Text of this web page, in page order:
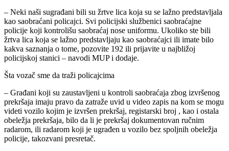
– Neki naši sugrađani bili su žrtve lica koja su se lažno predstavljala
kao saobraćani policajci. Svi policijski službenici saobraćajne
policije koji kontrolišu saobraćaj nose uniformu. Ukoliko ste bili
žrtva lica koja se lažno predstavljaju kao saobraćajci ili imate bilo
kakva saznanja o tome, pozovite 192 ili prijavite u najbližoj
policijskoj stanici – navodi MUP i dodaje.
Šta vozač sme da traži policajcima
– Građani koji su zaustavljeni u kontroli saobraćaja zbog izvršenog
prekršaja imaju pravo da zatraže uvid u video zapis na kom se mogu
videti vozilo kojim je izvršen prekršaj, registarski broj , kao i ostala
obeležja prekršaja, bilo da li je prekršaj dokumentovan ručnim
radarom, ili radarom koji je ugrađen u vozilo bez spoljnih obeležja
policije, takozvani presretač.